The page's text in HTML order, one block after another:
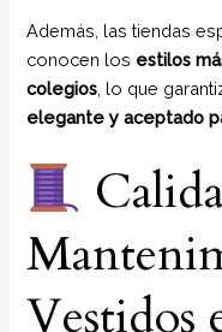
Además, las tiendas
conocen los estilos
colegios , lo que
elegante y aceptado
Vestidos